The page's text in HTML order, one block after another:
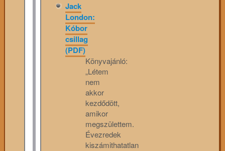
Jack
London:
Kóbor
csillag
(PDF)
Könyvajánló:
„Létem
nem
akkor
kezdődött,
amikor
megszülettem.
Évezredek
kiszámithatatlan